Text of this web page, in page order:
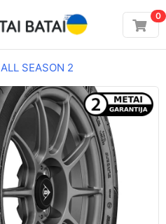
0
ALL SEASON 2